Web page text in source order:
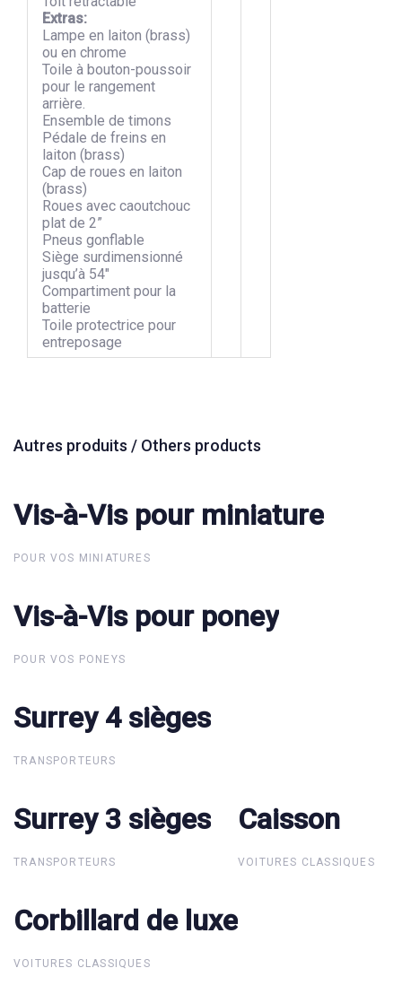
Extras:
Lampe en laiton (brass)
ou en chrome
Toile à bouton-poussoir
pour le rangement
arrière.
Ensemble de timons
Pédale de freins en
laiton (brass)
Cap de roues en laiton
(brass)
Roues avec caoutchouc
plat de 2”
Pneus gonflable
Siège surdimensionné
jusqu’à 54″
Compartiment pour la
batterie
Toile protectrice pour
entreposage
Autres produits / Others products
Vis-à-Vis pour miniature
Vis-à-Vis pour miniature
POUR VOS MINIATURES
Vis-à-Vis pour poney
Vis-à-Vis pour poney
POUR VOS PONEYS
Surrey 4 sièges
Surrey 4 sièges
TRANSPORTEURS
Surrey 3 sièges
Surrey 3 sièges
TRANSPORTEURS
Caisson
Caisson
VOITURES CLASSIQUES
Corbillard de luxe
Corbillard de luxe
VOITURES CLASSIQUES